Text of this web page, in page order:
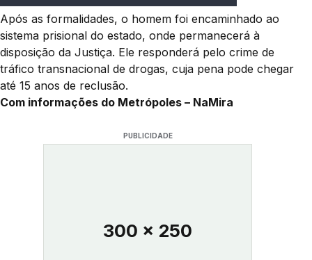
Após as formalidades, o homem foi encaminhado ao
sistema prisional do estado, onde permanecerá à
disposição da Justiça. Ele responderá pelo crime de
tráfico transnacional de drogas, cuja pena pode chegar
até 15 anos de reclusão.
Com informações do Metrópoles – NaMira
PUBLICIDADE
300 x 250